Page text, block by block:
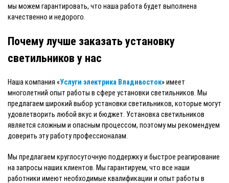
мы можем гарантировать, что наша работа будет выполнена
качественно и недорого.
Почему лучше заказать установку
светильников у нас
Наша компания «Услуги электрика Владивосток» имеет
многолетний опыт работы в сфере установки светильников. Мы
предлагаем широкий выбор установки светильников, которые могут
удовлетворить любой вкус и бюджет. Установка светильников
является сложным и опасным процессом, поэтому мы рекомендуем
доверить эту работу профессионалам.
Мы предлагаем круглосуточную поддержку и быстрое реагирование
на запросы наших клиентов. Мы гарантируем, что все наши
работники имеют необходимые квалификации и опыт работы в